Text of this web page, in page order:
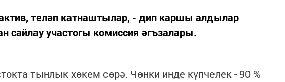
теләп катнаштылар, - дип каршы алдылар
сайлау участогы комиссия әгъзалары.
тынлык хөкем сөрә. Чөнки инде күпчелек - 90 %